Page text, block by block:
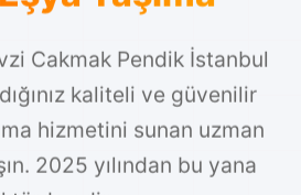
Cakmak Pendik İstanbul
kaliteli ve güvenilir
hizmetini sunan uzman
2025 yılından bu yana
edin...